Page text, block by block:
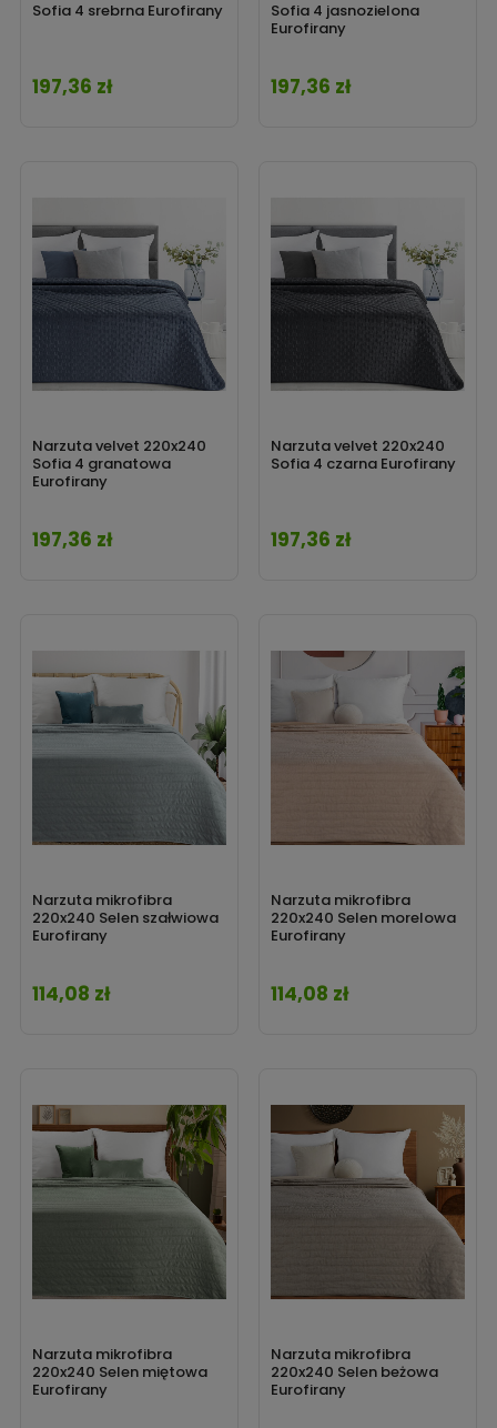
Sofia 4 srebrna Eurofirany
Cena
197,36 zł
Sofia 4 jasnozielona
Eurofirany
Cena
197,36 zł
Narzuta velvet 220x240
Sofia 4 granatowa
Eurofirany
Cena
197,36 zł
Narzuta velvet 220x240
Sofia 4 czarna Eurofirany
Cena
197,36 zł
Narzuta mikrofibra
220x240 Selen szałwiowa
Eurofirany
Cena
114,08 zł
Narzuta mikrofibra
220x240 Selen morelowa
Eurofirany
Cena
114,08 zł
Narzuta mikrofibra
220x240 Selen miętowa
Eurofirany
Narzuta mikrofibra
220x240 Selen beżowa
Eurofirany